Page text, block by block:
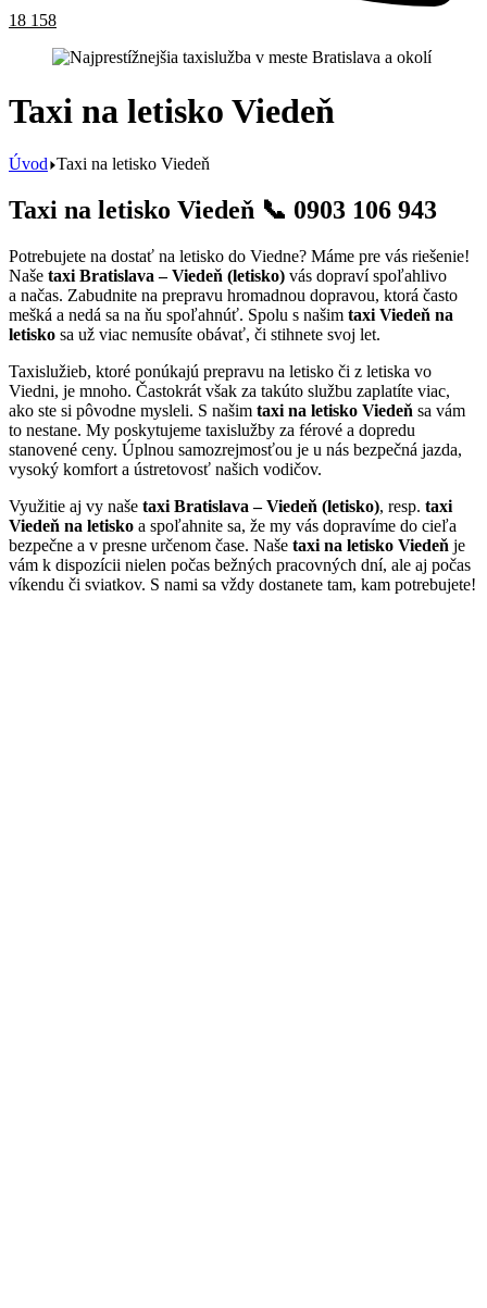
18 158
Taxi na letisko Viedeň
Úvod Taxi na letisko Viedeň
Taxi na letisko Viedeň 📞 0903 106 943
Potrebujete na dostať na letisko do Viedne? Máme pre vás riešenie!
Naše taxi Bratislava – Viedeň (letisko) vás dopraví spoľahlivo
a načas. Zabudnite na prepravu hromadnou dopravou, ktorá často
mešká a nedá sa na ňu spoľahnúť. Spolu s našim taxi Viedeň na
letisko sa už viac nemusíte obávať, či stihnete svoj let.
Taxislužieb, ktoré ponúkajú prepravu na letisko či z letiska vo
Viedni, je mnoho. Častokrát však za takúto službu zaplatíte viac,
ako ste si pôvodne mysleli. S našim taxi na letisko Viedeň sa vám
to nestane. My poskytujeme taxislužby za férové a dopredu
stanovené ceny. Úplnou samozrejmosťou je u nás bezpečná jazda,
vysoký komfort a ústretovosť našich vodičov.
Využitie aj vy naše taxi Bratislava – Viedeň (letisko), resp. taxi
Viedeň na letisko a spoľahnite sa, že my vás dopravíme do cieľa
bezpečne a v presne určenom čase. Naše taxi na letisko Viedeň je
vám k dispozícii nielen počas bežných pracovných dní, ale aj počas
víkendu či sviatkov. S nami sa vždy dostanete tam, kam potrebujete!